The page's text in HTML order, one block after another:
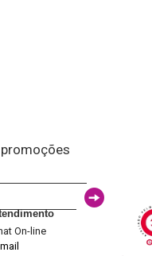
On-line